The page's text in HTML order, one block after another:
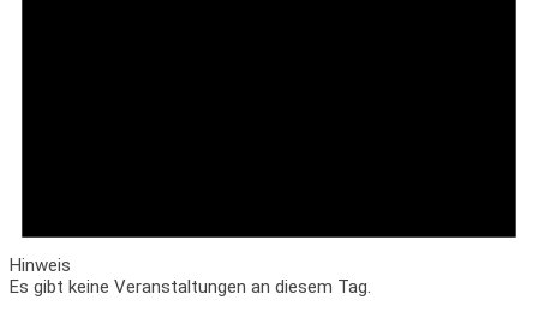
Hinweis
Es gibt keine Veranstaltungen an diesem Tag.